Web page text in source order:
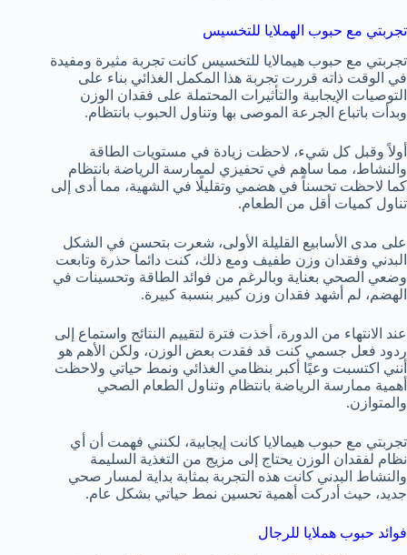
تجربتي مع حبوب الهملايا للتخسيس
تجربتي مع حبوب هيمالايا للتخسيس كانت تجربة مثيرة ومفيدة
في الوقت ذاته قررت تجربة هذا المكمل الغذائي بناء على
التوصيات الإيجابية والتأثيرات المحتملة على فقدان الوزن
وبدأت باتباع الجرعة الموصى بها وتناول الحبوب بانتظام.
أولاً وقبل كل شيء، لاحظت زيادة في مستويات الطاقة
والنشاط، مما ساهم في تحفيزي لممارسة الرياضة بانتظام
كما لاحظت تحسناً في هضمي وتقليلًا في الشهية، مما أدى إلى
تناول كميات أقل من الطعام.
على مدى الأسابيع القليلة الأولى، شعرت بتحسن في الشكل
البدني وفقدان وزن طفيف ومع ذلك، كنت دائماً حذرة وتابعت
وضعي الصحي بعناية وبالرغم من فوائد الطاقة وتحسينات في
الهضم، لم أشهد فقدان وزن كبير بنسبة كبيرة.
عند الانتهاء من الدورة، أخذت فترة لتقييم النتائج واستماع إلى
ردود فعل جسمي كنت قد فقدت بعض الوزن، ولكن الأهم هو
أنني اكتسبت وعيًا أكبر بنظامي الغذائي ونمط حياتي ولاحظت
أهمية ممارسة الرياضة بانتظام وتناول الطعام الصحي
والمتوازن.
تجربتي مع حبوب هيمالايا كانت إيجابية، لكنني فهمت أن أي
نظام لفقدان الوزن يحتاج إلى مزيج من التغذية السليمة
والنشاط البدني كانت هذه التجربة بمثابة بداية لمسار صحي
جديد، حيث أدركت أهمية تحسين نمط حياتي بشكل عام.
فوائد حبوب هملايا للرجال